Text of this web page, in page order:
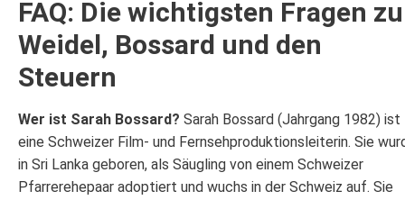
FAQ: Die wichtigsten Fragen zu
Weidel, Bossard und den
Steuern
Wer ist Sarah Bossard? Sarah Bossard (Jahrgang 1982) ist
eine Schweizer Film- und Fernsehproduktionsleiterin. Sie
in Sri Lanka geboren, als Säugling von einem Schweizer
Pfarrerehepaar adoptiert und wuchs in der Schweiz auf. Sie